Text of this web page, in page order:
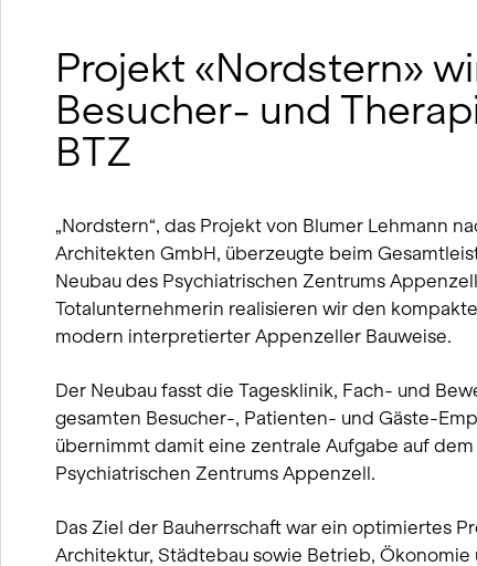
Projekt «Nordstern»
Besucher- und
BTZ
„Nordstern“, das Projekt von Blumer Lehmann
Architekten GmbH, überzeugte beim
Neubau des Psychiatrischen Zentrums
Totalunternehmerin realisieren wir den
modern interpretierter Appenzeller Bauweise.
Der Neubau fasst die Tagesklinik, Fach- und
gesamten Besucher-, Patienten- und Gäste-
übernimmt damit eine zentrale Aufgabe auf
Psychiatrischen Zentrums Appenzell.
Das Ziel der Bauherrschaft war ein optimiertes
Architektur, Städtebau sowie Betrieb, Ökonomie